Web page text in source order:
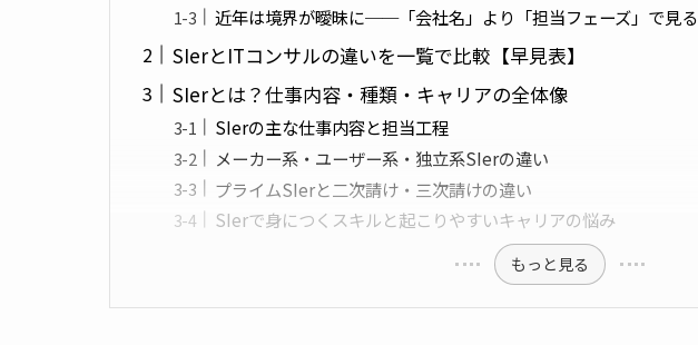
近年は境界が曖昧に──「会社名」より「担当フェーズ」で見る
SIerとITコンサルの違いを一覧で比較【早見表】
SIerとは？仕事内容・種類・キャリアの全体像
SIerの主な仕事内容と担当工程
メーカー系・ユーザー系・独立系SIerの違い
プライムSIerと二次請け・三次請けの違い
SIerで身につくスキルと起こりやすいキャリアの悩み
もっと見る